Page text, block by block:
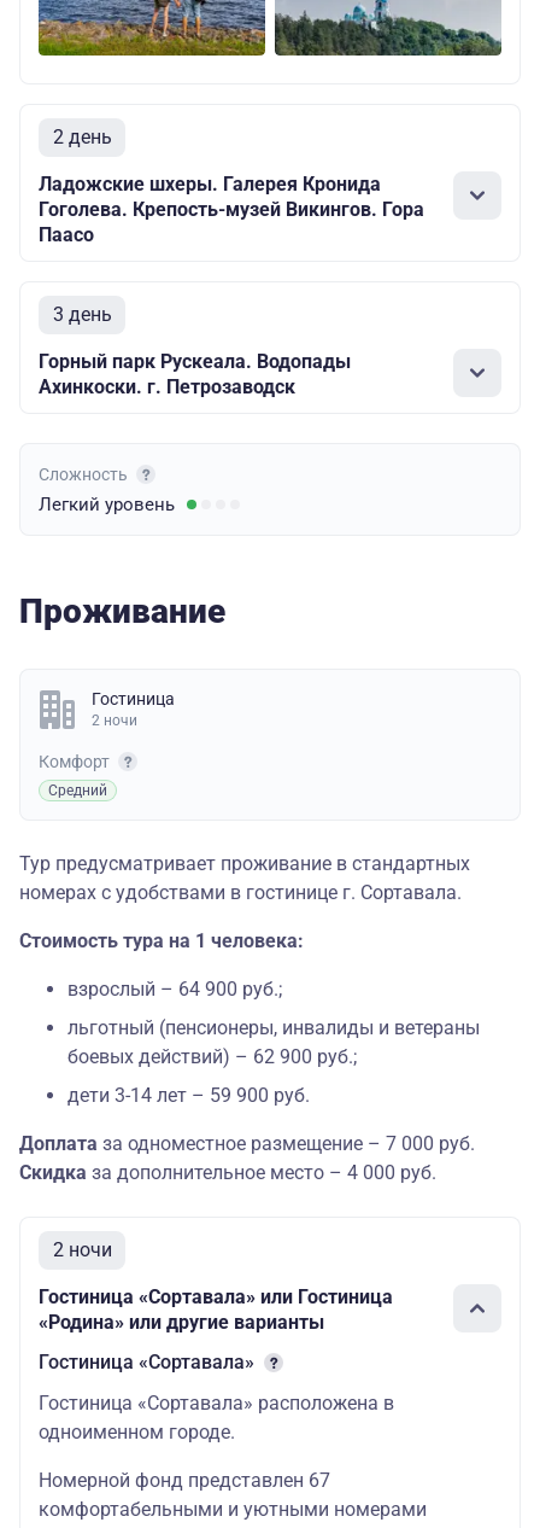
2 день
Ладожские шхеры. Галерея Кронида
Гоголева. Крепость-музей Викингов. Гора
Паасо
3 день
Горный парк Рускеала. Водопады
Ахинкоски. г. Петрозаводск
Сложность
Легкий уровень
Проживание
Гостиница
2 ночи
Комфорт
Средний
Тур предусматривает проживание в стандартных
номерах с удобствами в гостинице г. Сортавала.
Стоимость тура на 1 человека:
взрослый – 64 900 руб.;
льготный (пенсионеры, инвалиды и ветераны
боевых действий) – 62 900 руб.;
дети 3-14 лет – 59 900 руб.
Доплата за одноместное размещение – 7 000 руб.
Скидка за дополнительное место – 4 000 руб.
2 ночи
Гостиница «Сортавала» или Гостиница
«Родина» или другие варианты
Гостиница «Сортавала»
Гостиница «Сортавала» расположена в
одноименном городе.
Номерной фонд представлен 67
комфортабельными и уютными номерами